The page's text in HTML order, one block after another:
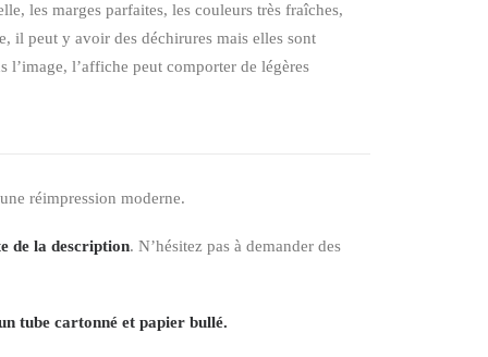
les marges parfaites, les couleurs très fraîches,
il peut y avoir des déchirures mais elles sont
l’image, l’affiche peut comporter de légères
réimpression moderne.
de la description. N’hésitez pas à demander des
tube cartonné et papier bullé.